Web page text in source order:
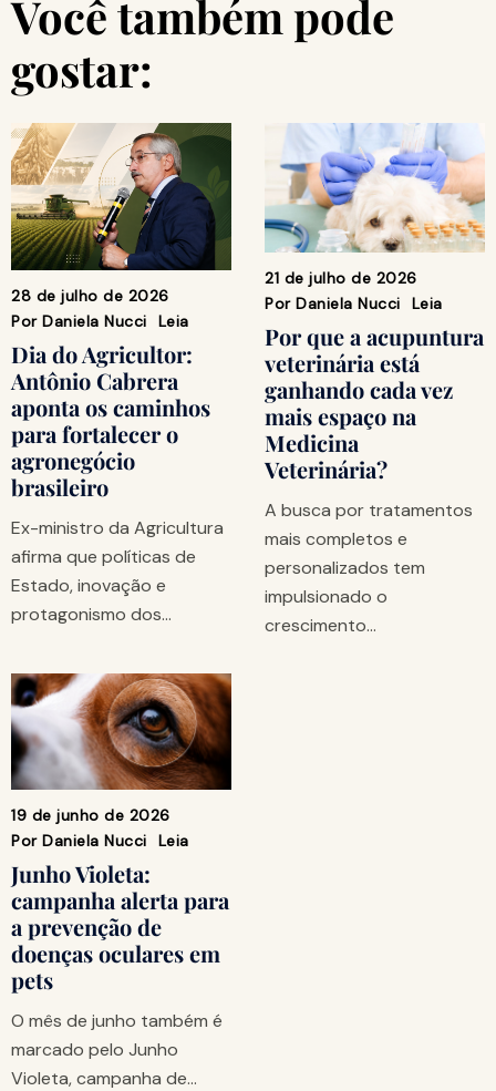
Você também pode
gostar:
28 de julho de 2026
Por Daniela Nucci Leia
Dia do Agricultor:
Antônio Cabrera
aponta os caminhos
para fortalecer o
agronegócio
brasileiro
Ex-ministro da Agricultura
afirma que políticas de
Estado, inovação e
protagonismo dos…
21 de julho de 2026
Por Daniela Nucci Leia
Por que a acupuntura
veterinária está
ganhando cada vez
mais espaço na
Medicina
Veterinária?
A busca por tratamentos
mais completos e
personalizados tem
impulsionado o
crescimento…
19 de junho de 2026
Por Daniela Nucci Leia
Junho Violeta:
campanha alerta para
a prevenção de
doenças oculares em
pets
O mês de junho também é
marcado pelo Junho
Violeta, campanha de…